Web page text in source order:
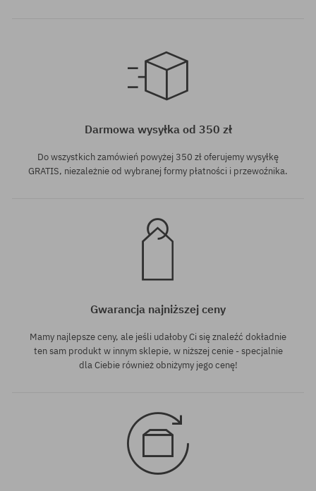
Darmowa wysyłka od 350 zł
Do wszystkich zamówień powyżej 350 zł oferujemy wysyłkę
GRATIS, niezależnie od wybranej formy płatności i przewoźnika.
Gwarancja najniższej ceny
Mamy najlepsze ceny, ale jeśli udałoby Ci się znaleźć dokładnie
ten sam produkt w innym sklepie, w niższej cenie - specjalnie
dla Ciebie również obniżymy jego cenę!